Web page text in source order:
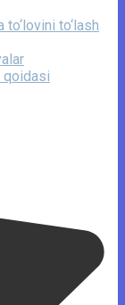
to‘lash
qoidasi